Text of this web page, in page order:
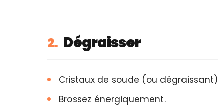
2. Dégraisser
Cristaux de soude (ou
Brossez énergiquement.